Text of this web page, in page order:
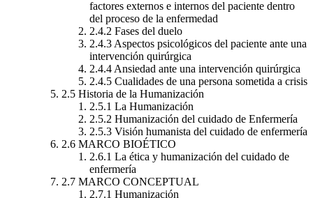
factores externos e internos del paciente dentro
del proceso de la enfermedad
2.4.2 Fases del duelo
2.4.3 Aspectos psicológicos del paciente ante una
intervención quirúrgica
2.4.4 Ansiedad ante una intervención quirúrgica
2.4.5 Cualidades de una persona sometida a crisis
2.5 Historia de la Humanización
2.5.1 La Humanización
2.5.2 Humanización del cuidado de Enfermería
2.5.3 Visión humanista del cuidado de enfermería
2.6 MARCO BIOÉTICO
2.6.1 La ética y humanización del cuidado de
enfermería
2.7 MARCO CONCEPTUAL
2.7.1 Humanización